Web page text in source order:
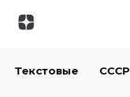
Текстовые СССР